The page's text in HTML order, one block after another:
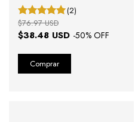
(2)
$38.48 USD -50% OFF
$76.97 USD